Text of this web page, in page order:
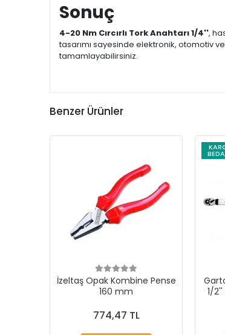
Sonuç
4-20 Nm Cırcırlı Tork Anahtarı 1/4'',
tasarımı sayesinde elektronik, otomotiv
tamamlayabilirsiniz.
Benzer Ürünler
İzeltaş Opak Kombine Pense
160 mm
774,47 TL
1/